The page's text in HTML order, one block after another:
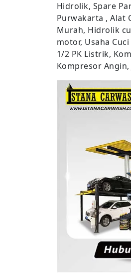
Hidrolik, Spare
Purwakarta , Alat
Murah, Hidrolik
motor, Usaha
1/2 PK Listrik,
Kompresor